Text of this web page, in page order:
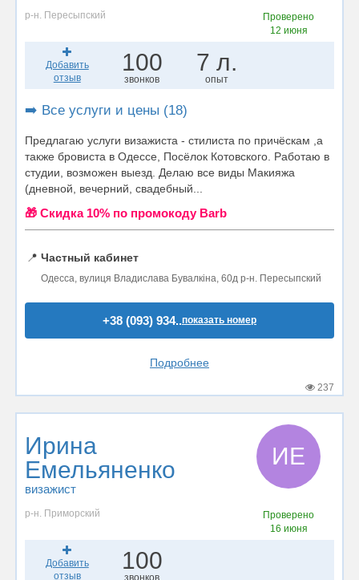
р-н. Пересыпский
Проверено
12 июня
Добавить
отзыв
100
звонков
7 л.
опыт
➡️ Все услуги и цены (18)
Предлагаю услуги визажиста - стилиста по причёскам ,а
также бровиста в Одессе, Посёлок Котовского. Работаю в
студии, возможен выезд. Делаю все виды Макияжа
(дневной, вечерний, свадебный...
🎁 Cкидка 10% по промокоду Barb
📍 Частный кабинет
Одесса, вулиця Владислава Бувалкіна, 60д р-н. Пересыпский
+38 (093) 934..показать номер
Подробнее
237
Ирина
Емельяненко
визажист
ИЕ
р-н. Приморский
Проверено
16 июня
Добавить
отзыв
100
звонков